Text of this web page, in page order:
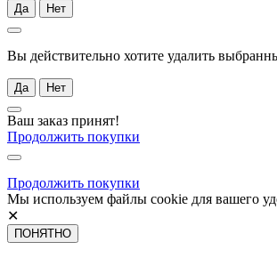
Да Нет
Вы действительно хотите удалить
Да Нет
Ваш заказ принят!
Продолжить покупки
Продолжить покупки
Мы используем файлы cookie для вашего
✕
ПОНЯТНО